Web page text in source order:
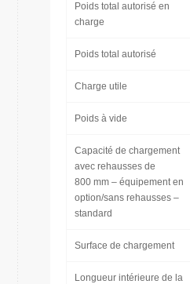
Poids total autorisé en
charge
Poids total autorisé
Charge utile
Poids à vide
Capacité de chargement
avec rehausses de
800 mm – équipement en
option/sans rehausses –
standard
Surface de chargement
Longueur intérieure de la